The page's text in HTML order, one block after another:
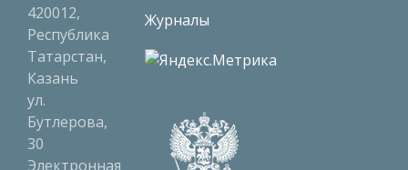
420012,
Республика
Татарстан,
Казань
ул.
Бутлерова,
30
Электронная
Журналы